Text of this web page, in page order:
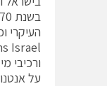
העיקרי
ורכיבי
על